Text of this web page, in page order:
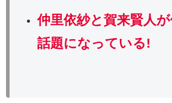
仲里依紗と賀来賢人
話題になっている!